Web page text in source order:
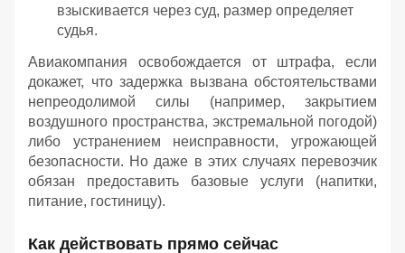
взыскивается через суд, размер определяет
судья.
Авиакомпания освобождается от штрафа, если
докажет, что задержка вызвана обстоятельствами
непреодолимой силы (например, закрытием
воздушного пространства, экстремальной погодой)
либо устранением неисправности, угрожающей
безопасности. Но даже в этих случаях перевозчик
обязан предоставить базовые услуги (напитки,
питание, гостиницу).
Как действовать прямо сейчас